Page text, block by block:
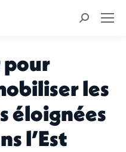
Recherche
pour
les
éloignées
l’Est